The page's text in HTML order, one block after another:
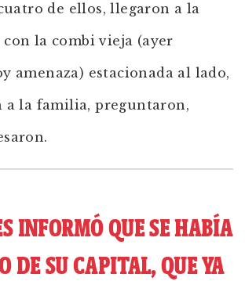
de ellos, llegaron a la
la combi vieja (ayer
amenaza) estacionada al lado,
a la familia, preguntaron,
INFORMÓ QUE SE HABÍA
DE SU CAPITAL, QUE YA